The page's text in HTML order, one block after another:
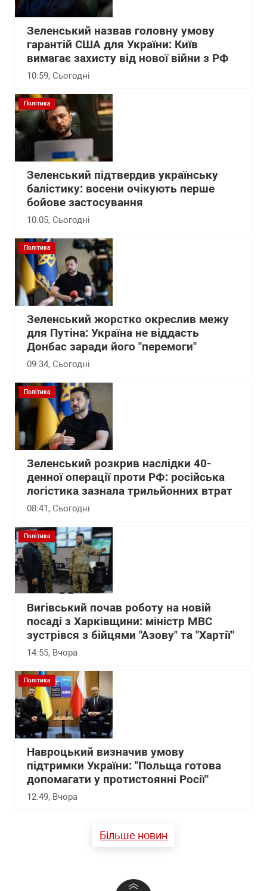
Зеленський назвав головну умову
гарантій США для України: Київ
вимагає захисту від нової війни з РФ
10:59, Сьогодні
Політика
Зеленський підтвердив українську
балістику: восени очікують перше
бойове застосування
10:05, Сьогодні
Політика
Зеленський жорстко окреслив межу
для Путіна: Україна не віддасть
Донбас заради його "перемоги"
09:34, Сьогодні
Політика
Зеленський розкрив наслідки 40-
денної операції проти РФ: російська
логістика зазнала трильйонних втрат
08:41, Сьогодні
Політика
Вигівський почав роботу на новій
посаді з Харківщини: міністр МВС
зустрівся з бійцями "Азову" та "Хартії"
14:55, Вчора
Політика
Навроцький визначив умову
підтримки України: "Польща готова
допомагати у протистоянні Росії"
12:49, Вчора
Більше новин